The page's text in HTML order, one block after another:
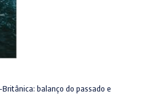
balanço do passado e